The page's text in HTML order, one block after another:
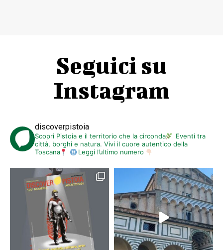
Seguici su
Instagram
discoverpistoia
Scopri Pistoia e il territorio che la circonda
Eventi tra
città, borghi e natura. Vivi il cuore autentico della
Toscana
Leggi l’ultimo numero